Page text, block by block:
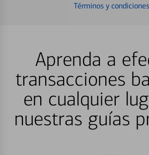
Términos y condiciones
Aprenda a
transacciones
en cualquier
nuestras guías